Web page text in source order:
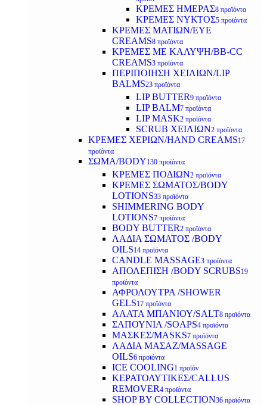
ΚΡΕΜΕΣ ΗΜΕΡΑΣ8 προϊόντα
ΚΡΕΜΕΣ ΝΥΚΤΟΣ5 προϊόντα
ΚΡΕΜΕΣ ΜΑΤΙΩΝ/EYE
CREAMS8 προϊόντα
ΚΡΕΜΕΣ ΜΕ ΚΑΛΥΨΗ/BB-CC
CREAMS3 προϊόντα
ΠΕΡΙΠΟΙΗΣΗ ΧΕΙΛΙΩΝ/LIP
BALMS23 προϊόντα
LIP BUTTER9 προϊόντα
LIP BALM7 προϊόντα
LIP MASK2 προϊόντα
SCRUB ΧΕΙΛΙΩΝ2 προϊόντα
ΚΡΕΜΕΣ ΧΕΡΙΩΝ/HAND CREAMS17
προϊόντα
ΣΩΜΑ/BODY130 προϊόντα
ΚΡΕΜΕΣ ΠΟΔΙΩΝ2 προϊόντα
ΚΡΕΜΕΣ ΣΩΜΑΤΟΣ/BODY
LOTIONS33 προϊόντα
SHIMMERING BODY
LOTIONS7 προϊόντα
BODY BUTTER2 προϊόντα
ΛΑΔΙΑ ΣΩΜΑΤΟΣ /BODY
OILS14 προϊόντα
CANDLE MASSAGE3 προϊόντα
ΑΠΟΛΕΠΙΣΗ /BODY SCRUBS19
προϊόντα
ΑΦΡΟΛΟΥΤΡΑ /SHOWER
GELS17 προϊόντα
ΑΛΑΤΑ ΜΠΑΝΙΟΥ/SALT8 προϊόντα
ΣΑΠΟΥΝΙΑ /SOAPS4 προϊόντα
ΜΑΣΚΕΣ/MASKS7 προϊόντα
ΛΑΔΙΑ ΜΑΣΑΖ/MASSAGE
OILS6 προϊόντα
ICE COOLING1 προϊόν
ΚΕΡΑΤΟΛΥΤΙΚΕΣ/CALLUS
REMOVER4 προϊόντα
SHOP BY COLLECTION36 προϊόντα